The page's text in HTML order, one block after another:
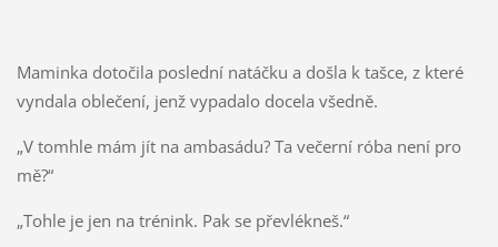
Maminka dotočila poslední natáčku a došla k tašce, z které
vyndala oblečení, jenž vypadalo docela všedně.
„V tomhle mám jít na ambasádu? Ta večerní róba není pro
mě?“
„Tohle je jen na trénink. Pak se převlékneš.“